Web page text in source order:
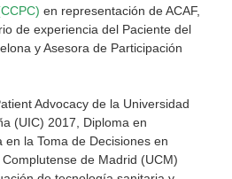
en representación de ACAF,
de experiencia del Paciente del
y Asesora de Participación
Advocacy de la Universidad
(UIC) 2017, Diploma en
en la Toma de Decisiones en
de Madrid (UCM)